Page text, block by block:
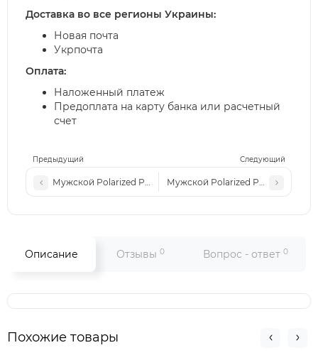
Предыдущий Следующий
Мужской Polarized Pr 25903P с3 коричневые (неломайки)
Мужской Polarized Pr 25903P с1
Доставка во все регионы Украины:
Новая почта
Укрпочта
Оплата:
Наложенный платеж
Предоплата на карту банка или расчетный
счет
Описание Отзывы 0 Вопрос - ответ 0
Похожие товары